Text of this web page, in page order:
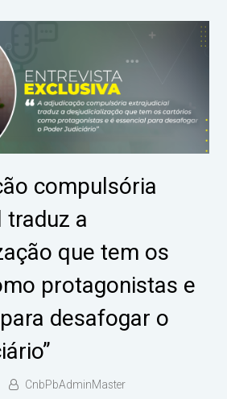
compulsória
traduz a
que tem os
protagonistas e
desafogar o
CnbPbAdminMaster